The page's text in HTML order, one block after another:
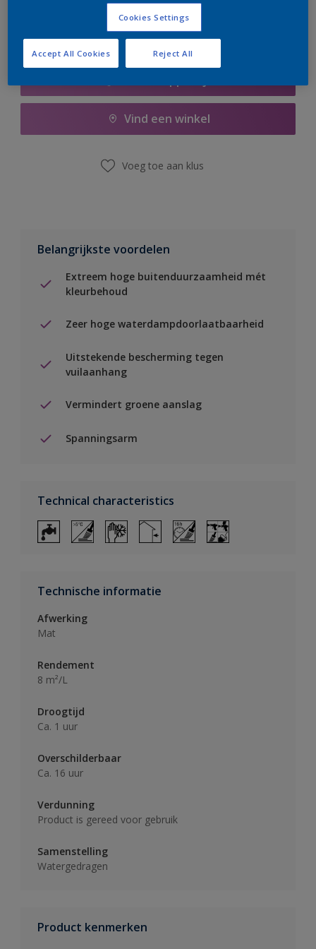
Vind een winkel
Voeg toe aan klus
Belangrijkste voordelen
Extreem hoge buitenduurzaamheid mét
kleurbehoud
Zeer hoge waterdampdoorlaatbaarheid
Uitstekende bescherming tegen
vuilaanhang
Vermindert groene aanslag
Spanningsarm
Technical characteristics
Technische informatie
Afwerking
Mat
Rendement
8 m²/L
Droogtijd
Ca. 1 uur
Overschilderbaar
Ca. 16 uur
Verdunning
Product is gereed voor gebruik
Samenstelling
Watergedragen
Product kenmerken
Cookies Settings
Reject All
Accept All Cookies